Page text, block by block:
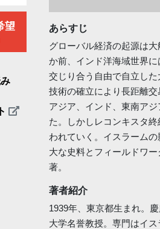
望
あらすじ
グローバル経済の起源は
か前、インド洋海域世界
交じり合う自由で自立し
技術の確立により長距離
アジア、インド、東南ア
た。しかしレコンキスタ
われていく。イスラーム
大な史料とフィールドワ
著。
著者紹介
1939年、東京都生まれ。
大学名誉教授。専門はイ